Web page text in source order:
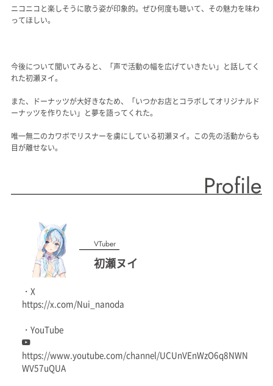
ニコニコと楽しそうに歌う姿が印象的。ぜひ何度も聴いて、その魅力を味わ
ってほしい。
今後について聞いてみると、「声で活動の幅を広げていきたい」と話してく
れた初瀬ヌイ。
また、ドーナッツが大好きなため、「いつかお店とコラボしてオリジナルド
ーナッツを作りたい」と夢を語ってくれた。
唯一無二のカワボでリスナーを虜にしている初瀬ヌイ。この先の活動からも
目が離せない。
Profile
VTuber
初瀬ヌイ
・X
https://x.com/Nui_nanoda
・YouTube
https://www.youtube.com/channel/UCUnVEnWzO6q8NWN
WV57uQUA